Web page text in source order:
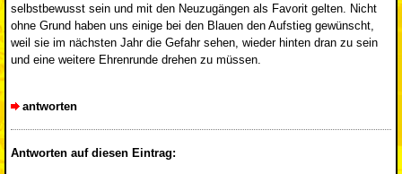
selbstbewusst sein und mit den Neuzugängen als Favorit gelten. Nicht
ohne Grund haben uns einige bei den Blauen den Aufstieg gewünscht,
weil sie im nächsten Jahr die Gefahr sehen, wieder hinten dran zu sein
und eine weitere Ehrenrunde drehen zu müssen.
antworten
Antworten auf diesen Eintrag: